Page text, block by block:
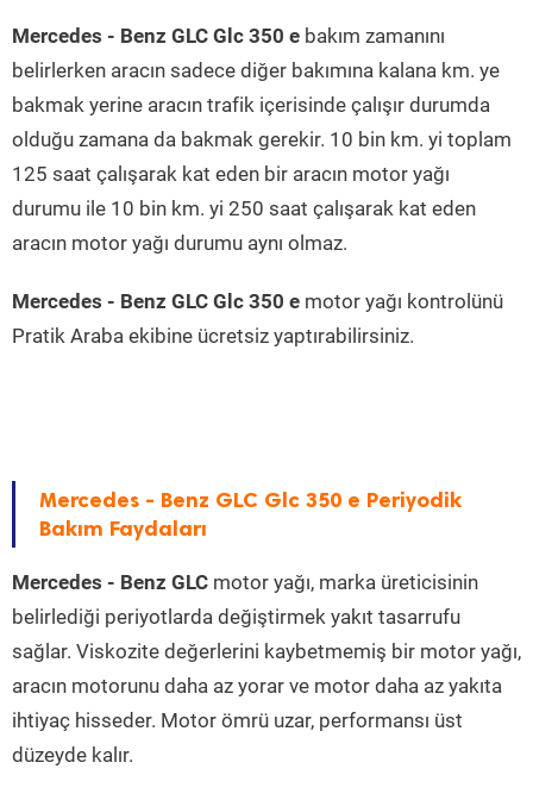
Mercedes - Benz GLC Glc 350 e bakım zamanını
belirlerken aracın sadece diğer bakımına kalana km. ye
bakmak yerine aracın trafik içerisinde çalışır durumda
olduğu zamana da bakmak gerekir. 10 bin km. yi toplam
125 saat çalışarak kat eden bir aracın motor yağı
durumu ile 10 bin km. yi 250 saat çalışarak kat eden
aracın motor yağı durumu aynı olmaz.
Mercedes - Benz GLC Glc 350 e motor yağı kontrolünü
Pratik Araba ekibine ücretsiz yaptırabilirsiniz.
Mercedes - Benz GLC Glc 350 e Periyodik
Bakım Faydaları
Mercedes - Benz GLC motor yağı, marka üreticisinin
belirlediği periyotlarda değiştirmek yakıt tasarrufu
sağlar. Viskozite değerlerini kaybetmemiş bir motor yağı,
aracın motorunu daha az yorar ve motor daha az yakıta
ihtiyaç hisseder. Motor ömrü uzar, performansı üst
düzeyde kalır.